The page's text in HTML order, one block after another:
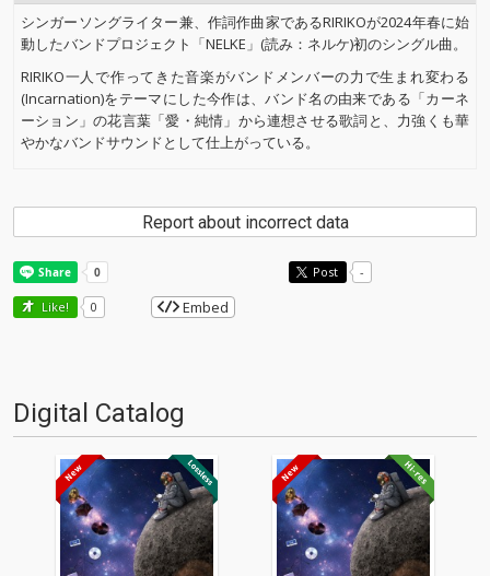
シンガーソングライター兼、作詞作曲家であるRIRIKOが2024年春に始
動したバンドプロジェクト「NELKE」(読み：ネルケ)初のシングル曲。
RIRIKO一人で作ってきた音楽がバンドメンバーの力で生まれ変わる
(Incarnation)をテーマにした今作は、バンド名の由来である「カーネ
ーション」の花言葉「愛・純情」から連想させる歌詞と、力強くも華
やかなバンドサウンドとして仕上がっている。
Report about incorrect data
Post -
Like! 0 Embed
Digital Catalog